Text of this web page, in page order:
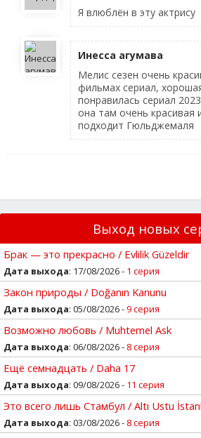
Я влюблён в эту актрису
Инесса агумава
Мелис сезен очень
фильмах сериал,
понравилась сериал
она там очень красивая
подходит Гюльджемаля
Выход новых
Брак — это прекрасно / Evlilik Güzeldir
Дата выхода: 17/08/2026 - 1 серия
Закон природы / Doğanın Kanunu
Дата выхода: 05/08/2026 -9 серия
Возможно любовь / Muhtemel Ask
Дата выхода: 06/08/2026 - 8 серия
Ещё семнадцать / Daha 17
Дата выхода: 09/08/2026 - 11 серия
Это всего лишь Стамбул / Altı Ustu
Дата выхода: 03/08/2026 - 8 серия